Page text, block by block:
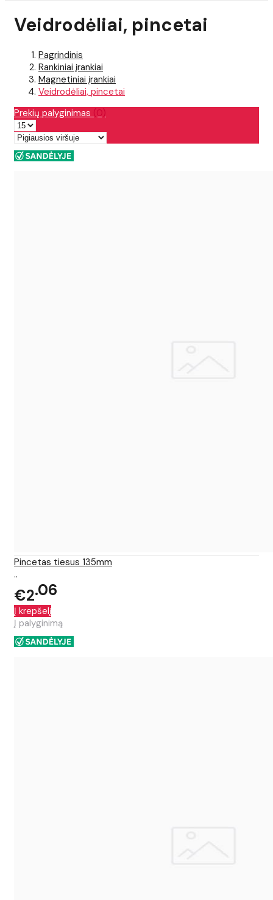
Veidrodėliai, pincetai
Pagrindinis
Rankiniai įrankiai
Magnetiniai įrankiai
Veidrodėliai, pincetai
Prekių palyginimas (0)
Pincetas tiesus 135mm
..
€2 06
Į krepšelį
Į palyginimą